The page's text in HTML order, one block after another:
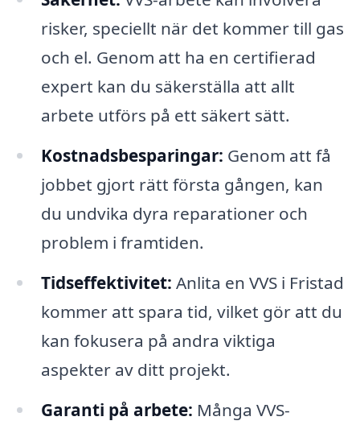
risker, speciellt när det kommer till gas
och el. Genom att ha en certifierad
expert kan du säkerställa att allt
arbete utförs på ett säkert sätt.
Kostnadsbesparingar: Genom att få
jobbet gjort rätt första gången, kan
du undvika dyra reparationer och
problem i framtiden.
Tidseffektivitet: Anlita en VVS i Fristad
kommer att spara tid, vilket gör att du
kan fokusera på andra viktiga
aspekter av ditt projekt.
Garanti på arbete: Många VVS-